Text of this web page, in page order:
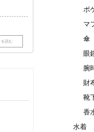
ポ
マ
傘
眼
腕
財
靴
香
水着